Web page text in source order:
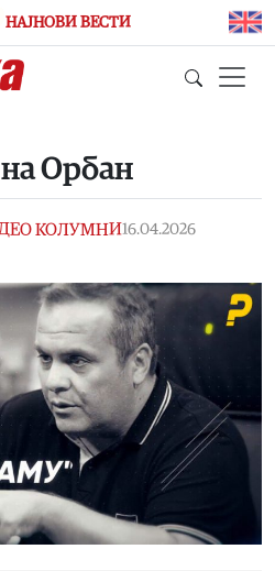
НАЈНОВИ ВЕСТИ
Орбан
КОЛУМНИ16.04.2026